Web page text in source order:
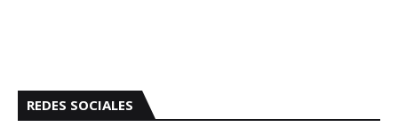
REDES SOCIALES